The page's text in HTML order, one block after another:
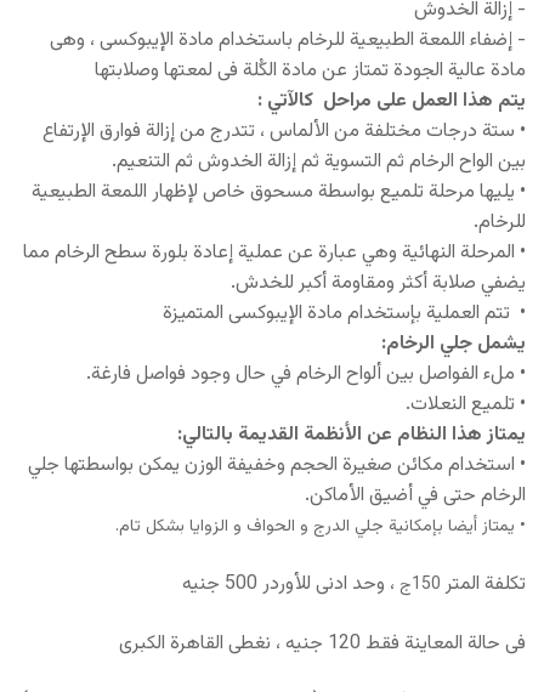
- إزالة الخدوش
- إضفاء اللمعة الطبيعية للرخام باستخدام مادة الإيبوكسى ، وهى
مادة عالية الجودة تمتاز عن مادة الكُلة فى لمعتها وصلابتها
يتم هذا العمل على مراحل كالآتي :
• ستة درجات مختلفة من الألماس ، تتدرج من إزالة فوارق الإرتفاع
بين الواح الرخام ثم التسوية ثم إزالة الخدوش ثم التنعيم.
• يليها مرحلة تلميع بواسطة مسحوق خاص لإظهار اللمعة الطبيعية
للرخام.
• المرحلة النهائية وهي عبارة عن عملية إعادة بلورة سطح الرخام مما
يضفي صلابة أكثر ومقاومة أكبر للخدش.
• تتم العملية بإستخدام مادة الإيبوكسى المتميزة
يشمل جلي الرخام:
• ملء الفواصل بين ألواح الرخام في حال وجود فواصل فارغة.
• تلميع النعلات.
يمتاز هذا النظام عن الأنظمة القديمة بالتالي:
• استخدام مكائن صغيرة الحجم وخفيفة الوزن يمكن بواسطتها جلي
الرخام حتى في أضيق الأماكن.
• يمتاز أيضا بإمكانية جلي الدرج و الحواف و الزوايا بشكل تام.
تكلفة المتر150ج
، وحد ادنى للأوردر 500 جنيه
فى حالة المعاينة فقط 120 جنيه ، نغطى القاهرة الكبرى